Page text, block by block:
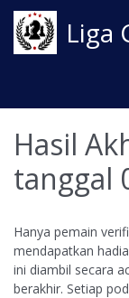
Liga
Hasil
tanggal
Hanya pemain
mendapatkan
ini diambil secara
berakhir. Setiap